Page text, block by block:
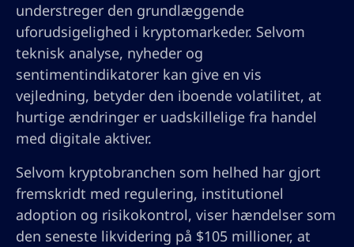
understreger den grundlæggende
uforudsigelighed i kryptomarkeder. Selvom
teknisk analyse, nyheder og
sentimentindikatorer kan give en vis
vejledning, betyder den iboende volatilitet, at
hurtige ændringer er uadskillelige fra handel
med digitale aktiver.
Selvom kryptobranchen som helhed har gjort
fremskridt med regulering, institutionel
adoption og risikokontrol, viser hændelser som
den seneste likvidering på $105 millioner, at